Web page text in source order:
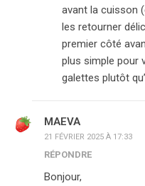
avant la cuisson
les retourner
premier côté
plus simple pour
galettes plutôt
MAEVA
21 FÉVRIER 2025 À 17:33
RÉPONDRE
Bonjour,